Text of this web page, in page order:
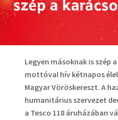
Legyen másoknak is szép
mottóval hív kétnapos
Magyar Vöröskereszt. A
humanitárius szervezet
a Tesco 118 áruházában